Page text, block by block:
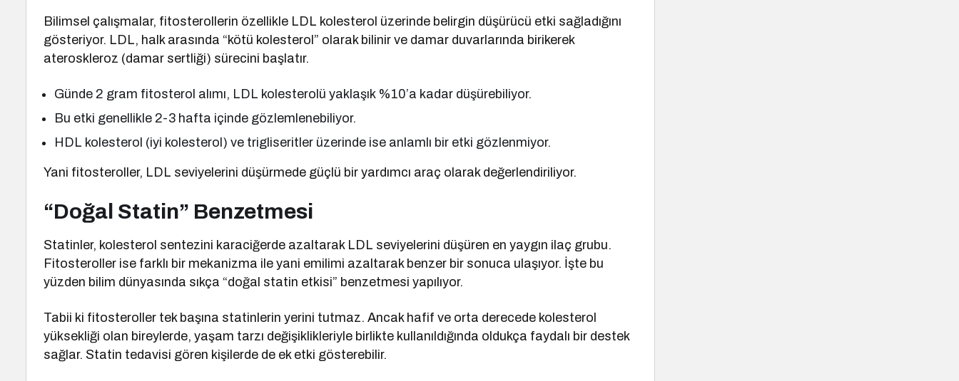
Bilimsel çalışmalar, fitosterollerin özellikle LDL kolesterol üzerinde belirgin düşürücü etki sağladığını
gösteriyor. LDL, halk arasında “kötü kolesterol” olarak bilinir ve damar duvarlarında birikerek
ateroskleroz (damar sertliği) sürecini başlatır.
Günde 2 gram fitosterol alımı, LDL kolesterolü yaklaşık %10’a kadar düşürebiliyor.
Bu etki genellikle 2-3 hafta içinde gözlemlenebiliyor.
HDL kolesterol (iyi kolesterol) ve trigliseritler üzerinde ise anlamlı bir etki gözlenmiyor.
Yani fitosteroller, LDL seviyelerini düşürmede güçlü bir yardımcı araç olarak değerlendiriliyor.
“Doğal Statin” Benzetmesi
Statinler, kolesterol sentezini karaciğerde azaltarak LDL seviyelerini düşüren en yaygın ilaç grubu.
Fitosteroller ise farklı bir mekanizma ile yani emilimi azaltarak benzer bir sonuca ulaşıyor. İşte bu
yüzden bilim dünyasında sıkça “doğal statin etkisi” benzetmesi yapılıyor.
Tabii ki fitosteroller tek başına statinlerin yerini tutmaz. Ancak hafif ve orta derecede kolesterol
yüksekliği olan bireylerde, yaşam tarzı değişiklikleriyle birlikte kullanıldığında oldukça faydalı bir destek
sağlar. Statin tedavisi gören kişilerde de ek etki gösterebilir.